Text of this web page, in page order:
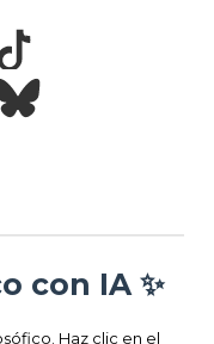
con IA ✨
Haz clic en el